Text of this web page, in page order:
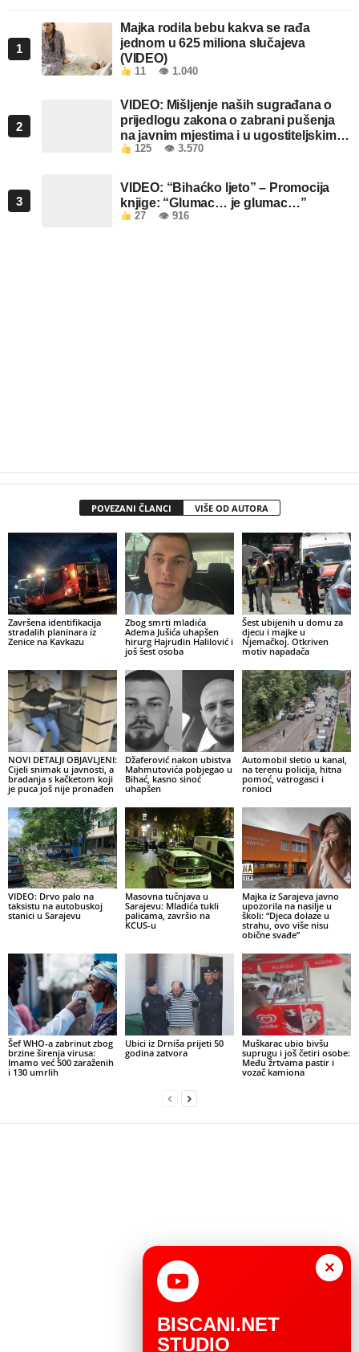
1
Majka rodila bebu kakva se rađa
jednom u 625 miliona slučajeva
(VIDEO)
11 👁 1.040
2
VIDEO: Mišljenje naših sugrađana o
prijedlogu zakona o zabrani pušenja
na javnim mjestima i u ugostiteljskim
objektima u FBiH
125 👁 3.570
3
VIDEO: “Bihaćko ljeto” – Promocija
knjige: “Glumac… je glumac…”
27 👁 916
POVEZANI ČLANCI VIŠE OD AUTORA
Završena identifikacija
stradalih planinara iz
Zenice na Kavkazu
Zbog smrti mladića
Adema Jušića uhapšen
hirurg Hajrudin Halilović i
još šest osoba
Šest ubijenih u domu za
djecu i majke u
Njemačkoj. Otkriven
motiv napadača
NOVI DETALJI OBJAVLJENI:
Cijeli snimak u javnosti, a
bradanja s kačketom koji
je puca još nije pronađen
Džaferović nakon ubistva
Mahmutovića pobjegao u
Bihać, kasno sinoć
uhapšen
Automobil sletio u kanal,
na terenu policija, hitna
pomoć, vatrogasci i
ronioci
VIDEO: Drvo palo na
taksistu na autobuskoj
stanici u Sarajevu
Masovna tučnjava u
Sarajevu: Mladića tukli
palicama, završio na
KCUS-u
Majka iz Sarajeva javno
upozorila na nasilje u
školi: “Djeca dolaze u
strahu, ovo više nisu
obične svađe”
Šef WHO-a zabrinut zbog
brzine širenja virusa:
Imamo već 500 zaraženih
i 130 umrlih
Ubici iz Drniša prijeti 50
godina zatvora
Muškarac ubio bivšu
suprugu i još četiri osobe:
Među žrtvama pastir i
vozač kamiona
×
BISCANI.NET
STUDIO